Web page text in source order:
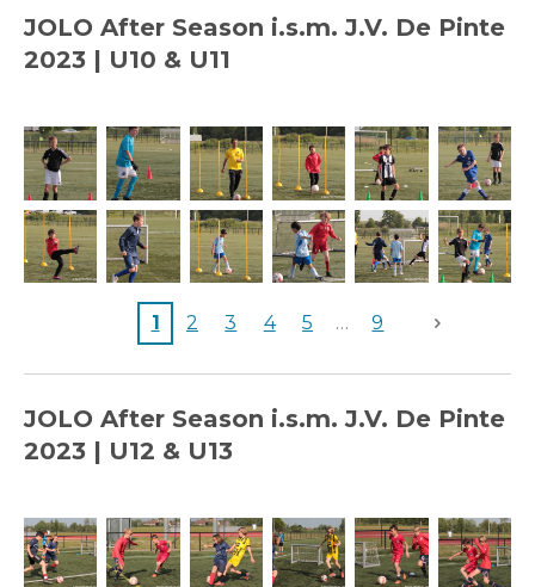
JOLO After Season i.s.m. J.V. De Pinte
2023 | U10 & U11
1 2 3 4 5 9
JOLO After Season i.s.m. J.V. De Pinte
2023 | U12 & U13